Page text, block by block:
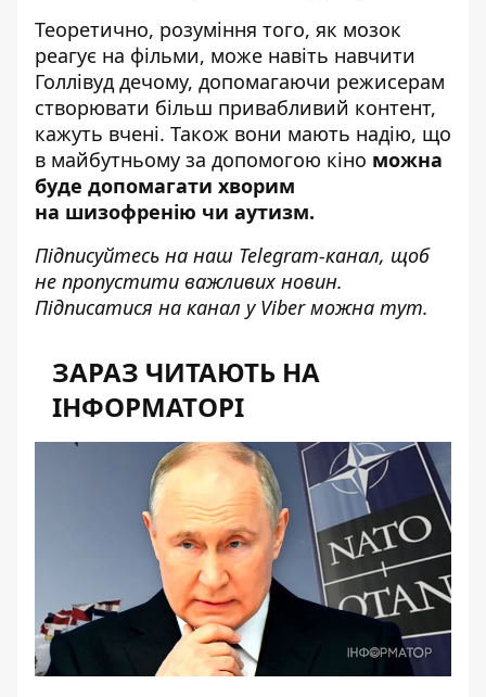
Теоретично, розуміння того, як мозок
реагує на фільми, може навіть навчити
Голлівуд дечому, допомагаючи режисерам
створювати більш привабливий контент,
кажуть вчені. Також вони мають надію, що
в майбутньому за допомогою кіно можна
буде допомагати хворим
на шизофренію чи аутизм.
Підписуйтесь на наш Telegram-канал, щоб
не пропустити важливих новин.
Підписатися на канал у Viber можна тут.
ЗАРАЗ ЧИТАЮТЬ НА
ІНФОРМАТОРІ